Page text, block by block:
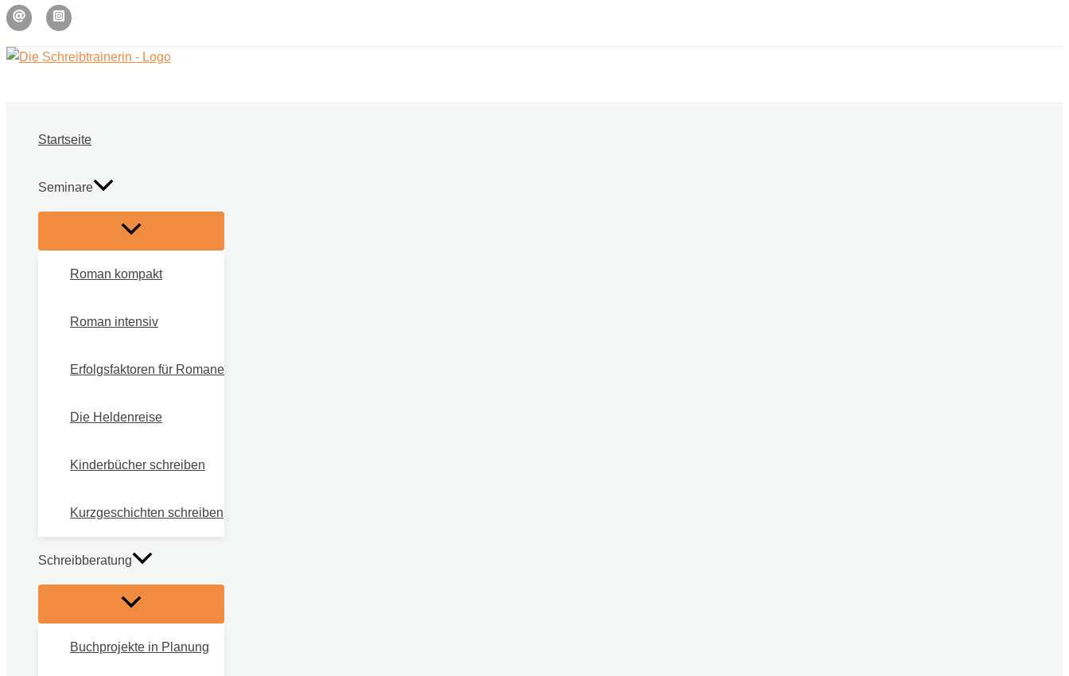
Zum
Inhalt
springen
Startseite
Seminare
Roman kompakt
Roman intensiv
Erfolgsfaktoren für Romane
Die Heldenreise
Kinderbücher schreiben
Kurzgeschichten schreiben
Schreibberatung
Buchprojekte in Planung